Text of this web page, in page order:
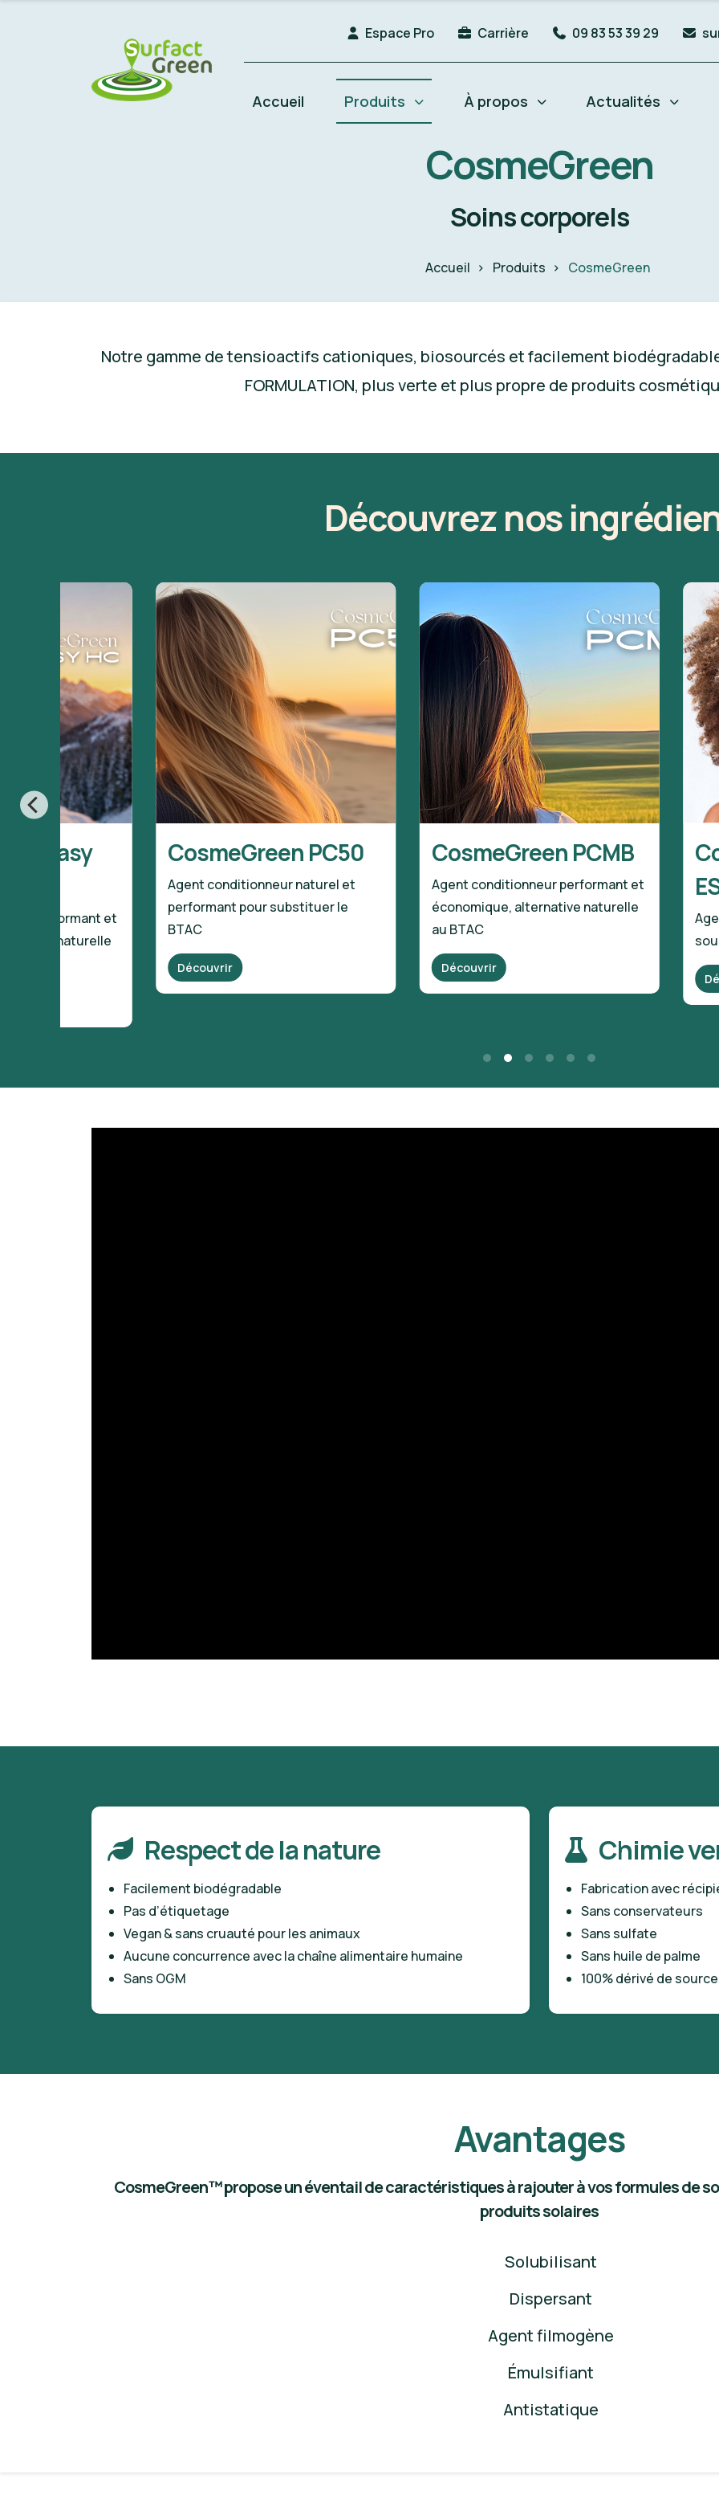
Espace Pro Carrière 09 83 53 39 29
Accueil Produits À propos Actualités
CosmeGreen
Soins corporels
Accueil Produits CosmeGreen
Notre gamme de tensioactifs cationiques, biosourcés et facilement
FORMULATION, plus verte et plus propre de produits
Découvrez nos
CosmeGreen PC50
Agent conditionneur naturel et
performant pour substituer le
BTAC
Découvrir
CosmeGreen PCMB
Agent conditionneur performant et
économique, alternative naturelle
au BTAC
Découvrir
Easy
performant et
naturelle
Respect de la nature
Facilement biodégradable
Pas d’étiquetage
Vegan & sans cruauté pour les animaux
Aucune concurrence avec la chaîne alimentaire humaine
Sans OGM
Chimie
Fabrication avec
Sans conservateurs
Sans sulfate
Sans huile de palme
100% dérivé de
Avantages
CosmeGreen™ propose un éventail de caractéristiques à rajouter à vos formules de
produits solaires
Solubilisant
Dispersant
Agent filmogène
Émulsifiant
Antistatique